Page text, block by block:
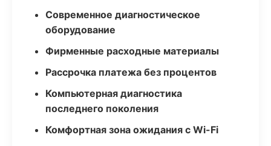
Современное диагностическое
оборудование
Фирменные расходные материалы
Рассрочка платежа без процентов
Компьютерная диагностика
последнего поколения
Комфортная зона ожидания с Wi-Fi